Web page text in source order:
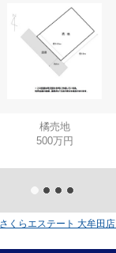
橘売地
500万円
くらエステート 大牟田店